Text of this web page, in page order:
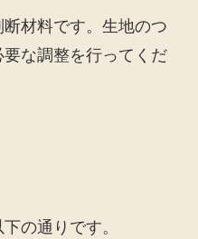
材料です。生地のつ
な調整を行ってくだ
の通りです。